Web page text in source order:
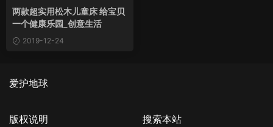
两款超实用松木儿童床 给宝贝
一个健康乐园_创意生活
2019-12-24
爱护地球
版权说明 搜索本站